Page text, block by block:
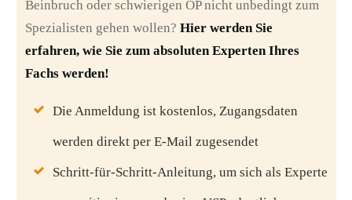
Beinbruch oder schwierigen OP nicht unbedingt zum
Spezialisten gehen wollen? Hier werden Sie
erfahren, wie Sie zum absoluten Experten Ihres
Fachs werden!
Die Anmeldung ist kostenlos, Zugangsdaten
werden direkt per E-Mail zugesendet
Schritt-für-Schritt-Anleitung, um sich als Experte